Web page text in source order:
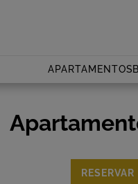
APARTAMENTOS
RESERVAR